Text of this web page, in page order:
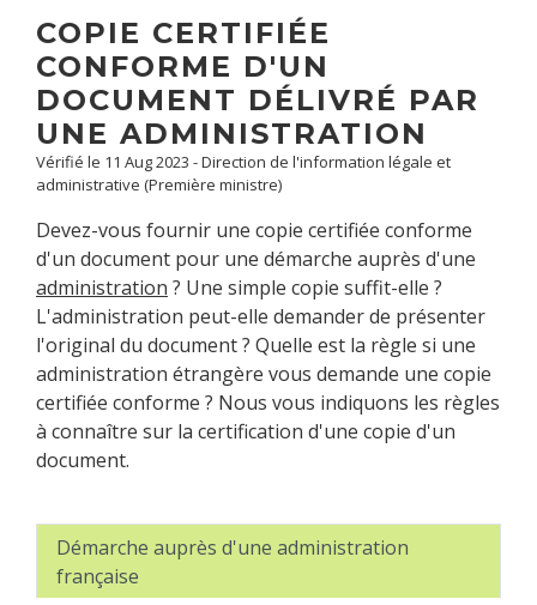
COPIE CERTIFIÉE
CONFORME D'UN
DOCUMENT DÉLIVRÉ PAR
UNE ADMINISTRATION
Vérifié le 11 Aug 2023 - Direction de l'information légale et
administrative (Première ministre)
Devez-vous fournir une copie certifiée conforme
d'un document pour une démarche auprès d'une
administration ? Une simple copie suffit-elle ?
L'administration peut-elle demander de présenter
l'original du document ? Quelle est la règle si une
administration étrangère vous demande une copie
certifiée conforme ? Nous vous indiquons les règles
à connaître sur la certification d'une copie d'un
document.
Démarche auprès d'une administration
française